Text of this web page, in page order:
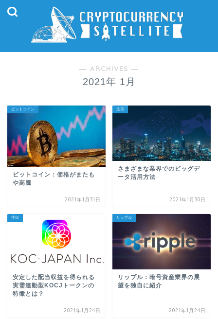
― ARCHIVES ―
2021年 1月
ビットコイン
ビットコイン：価格がまたも
や高騰
2021年1月31日
注目
さまざまな業界でのビッグデ
ータ活用方法
2021年1月30日
注目
安定した配当収益を得られる
実需連動型KOCJトークンの
特徴とは？
2021年1月24日
リップル
リップル：暗号資産業界の展
望を独自に紹介
2021年1月24日